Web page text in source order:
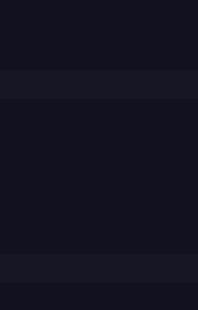
CMD?